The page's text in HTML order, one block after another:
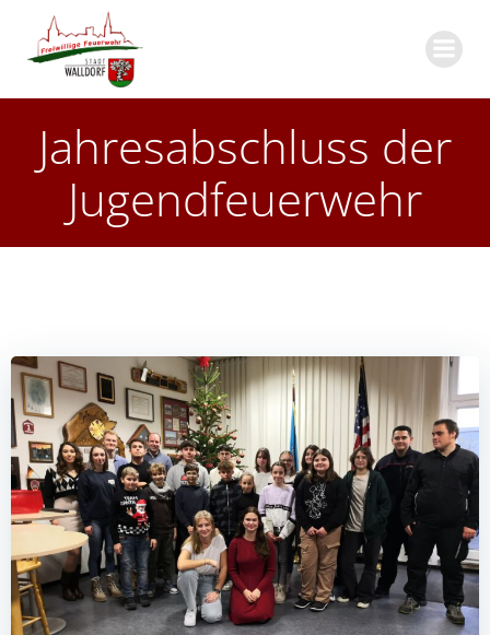
Jahresabschluss der
Jugendfeuerwehr